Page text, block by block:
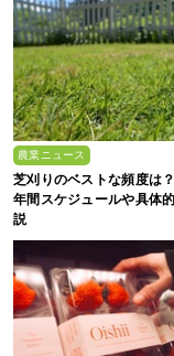
農業ニュース
芝刈りのベストな頻度は
年間スケジュールや具体
説